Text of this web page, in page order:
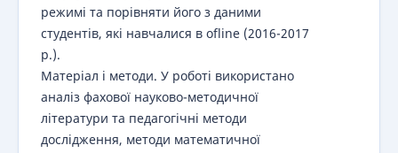
режимі та порівняти його з даними
студентів, які навчалися в ofline (2016-2017
р.).
Матеріал і методи. У роботі використано
аналіз фахової науково-методичної
літератури та педагогічні методи
дослідження, методи математичної